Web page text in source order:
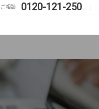
相談 0120-121-250